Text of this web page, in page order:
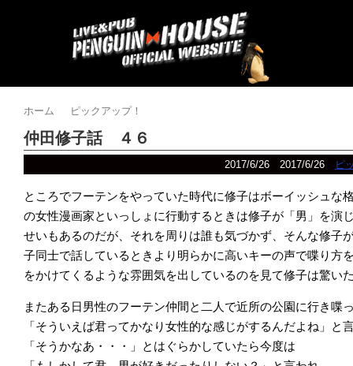
ホーム ピックアップ！
仲田修子話 ４６
2017/6/26 2017/6/26 ピ
ところでフーテンをやっていた時代に修子はボーイッシュな
の女性漫画家といっしょに行動するときは修子が「男」を演
せいもあるのだが、それを周りは誰も気づかず、そんな修子
子同士で話しているときより明らかに高いキーの声で喋り方
をかけてくるような雰囲気を出しているのを見て修子は驚い
またある日男性のフーテン仲間と二人で近所の公園に行き喋
「そういえば君ってかなり女性的な感じがするんだよね」と
「そうかなあ・・・」とはぐらかしていたら今度は